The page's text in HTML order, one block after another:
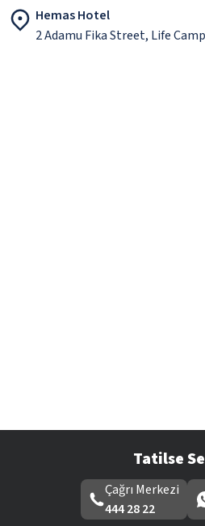
Hemas Hotel
2 Adamu Fika Street, Life
Tatilse
Çağrı Merkezi
444 28 22